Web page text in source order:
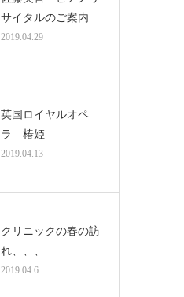
サイタルのご案内
2019.04.29
英国ロイヤルオペ
ラ 椿姫
2019.04.13
クリニックの春の訪
れ、、、
2019.04.6